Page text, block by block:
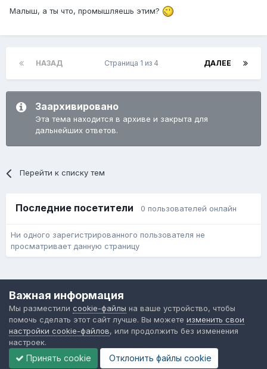
Малыш, а ты что, промышляешь этим?
НАЗАД ДАЛЕЕ
Страница 1 из 4
Заархивировано
Эта тема находится в архиве и закрыта для
дальнейших ответов.
Перейти к списку тем
Последние посетители 0 пользователей онлайн
Ни одного зарегистрированного пользователя не
просматривает данную страницу
Форум общественного транспорта
Powered by Invision Community
Важная информация
Мы разместили cookie-файлы на ваше устройство, чтобы
помочь сделать этот сайт лучше. Вы можете изменить свои
настройки cookie-файлов, или продолжить без изменения
настроек.
Принять cookie Отклонить файлы сookie